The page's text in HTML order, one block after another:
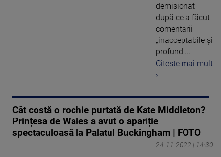
demisionat
după ce a făcut
comentarii
„inacceptabile şi
profund ...
Citeste mai mult
›
Cât costă o rochie purtată de Kate Middleton?
Prințesa de Wales a avut o apariție
spectaculoasă la Palatul Buckingham | FOTO
24-11-2022 | 14:30